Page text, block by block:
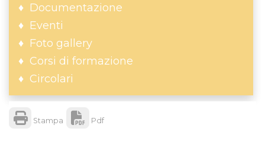
Documentazione
Eventi
Foto gallery
Corsi di formazione
Circolari
Stampa Pdf